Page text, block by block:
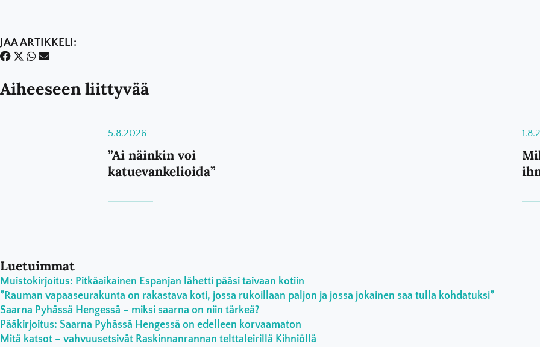
JAA ARTIKKELI:
Aiheeseen liittyvää
5.8.2026
”Ai näinkin voi
katuevankelioida”
Luetuimmat
Muistokirjoitus: Pitkäaikainen Espanjan lähetti pääsi taivaan kotiin
”Rauman vapaaseurakunta on rakastava koti, jossa rukoillaan paljon ja jossa jokainen saa tulla kohdatuksi”
Saarna Pyhässä Hengessä – miksi saarna on niin tärkeä?
Pääkirjoitus: Saarna Pyhässä Hengessä on edelleen korvaamaton
Mitä katsot – vahvuusetsivät Raskinnanrannan telttaleirillä Kihniöllä